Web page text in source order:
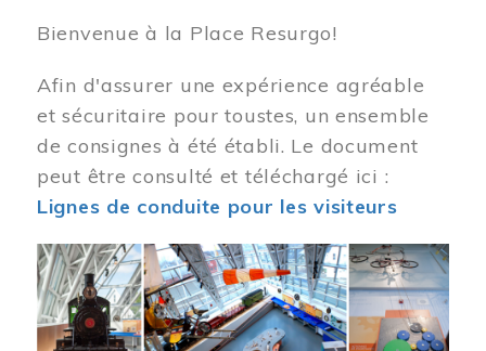
Bienvenue à la Place Resurgo!
Afin d'assurer une expérience agréable
et sécuritaire pour toustes, un ensemble
de consignes à été établi. Le document
peut être consulté et téléchargé ici :
Lignes de conduite pour les visiteurs
Image